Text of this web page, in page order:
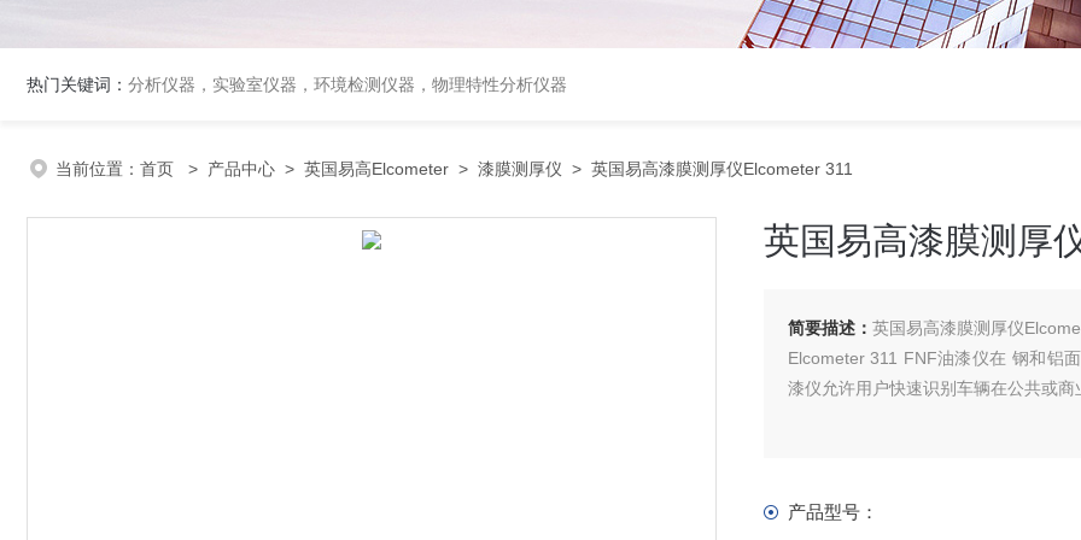
热门关键词： 分析仪器，实验室仪器，环境检测仪器，物理特性分析仪器
当前位置： 首页 > 产品中心 > 英国易高Elcometer > 漆膜测厚仪 > 英国易高漆膜测厚仪Elcometer 311
英国易高漆膜测厚
简要描述： 英国易高漆膜测厚仪
Elcometer 311 FNF油漆仪在 钢和铝
漆仪允许用户快速识别车辆在公共或
产品型号：